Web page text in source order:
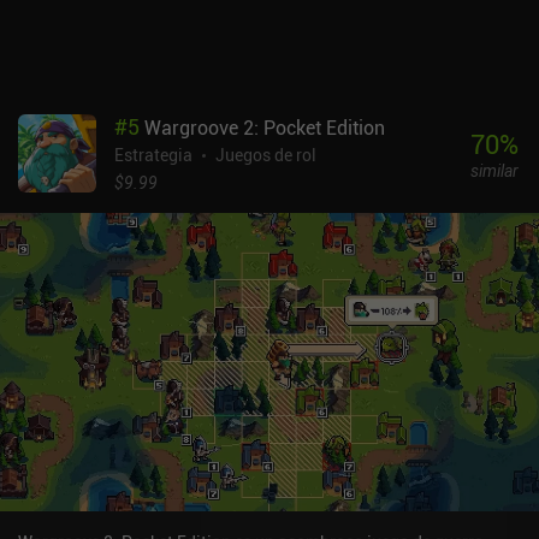
a largo plazo, sigue siendo una experiencia agradable para los
fans de los juegos de estrategia bien hechos.
#5 Wargroove 2: Pocket Edition
Estrategia
Juegos de rol
$9.99
70%
similar